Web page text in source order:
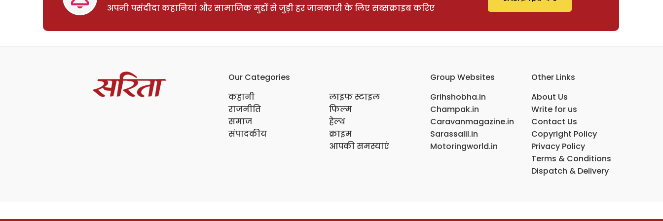
अपनी पसंदीदा कहानियां और सामाजिक मुद्दों से जुड़ी हर जानकारी के लिए सब्सक्राइब करिए
Our Categories
कहानी
राजनीति
समाज
संपादकीय
लाइफ स्टाइल
फिल्म
हेल्थ
क्राइम
आपकी समस्याएं
Group Websites
Grihshobha.in
Champak.in
Caravanmagazine.in
Sarassalil.in
Motoringworld.in
Other Links
About Us
Write for us
Contact Us
Copyright Policy
Privacy Policy
Terms & Conditions
Dispatch & Delivery